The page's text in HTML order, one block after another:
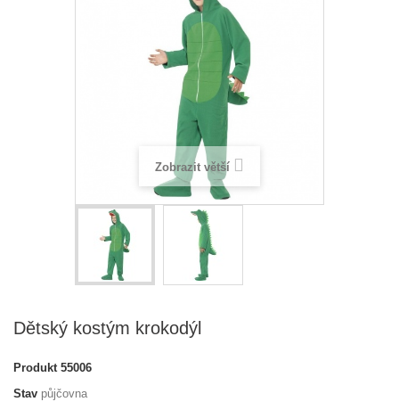
Zobrazit větší
Dětský kostým krokodýl
Produkt 55006
Stav půjčovna